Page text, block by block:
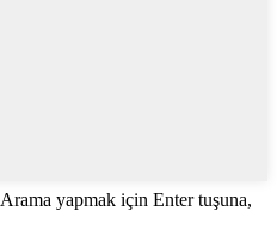
Arama yapmak için Enter tuşuna,